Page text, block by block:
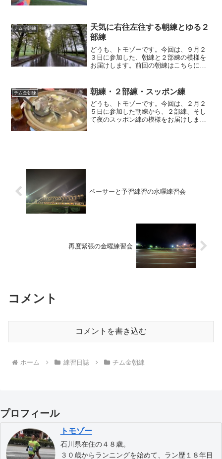
さそうで、走りやすそうで...
チム金朝練
天気に右往左往する朝練とゆる２
部練
どうも、トモゾーです。今回は、９月２
３日に参加した、朝練と２部練の模様を
お届けします。前回の朝練はこちらにな
も、日曜日の早朝の天気が悪く、翌日が
祝日であり、また天気が良さ...
チム金朝練 朝練・２部練・スッポン練
どうも、トモゾーです。今回は、２月２
５日に参加した朝練から、２部練、そし
て夜のスッポン練の模様をお届けしま
ペーサーと予習練習の水曜練習会
再度緊張の金曜練習会
コメント
コメントを書き込む
ホーム 練習日誌 チム金朝練
プロフィール
トモゾー
石川県在住の４８歳。
３０歳からランニングを始めて、ラン歴１８年目